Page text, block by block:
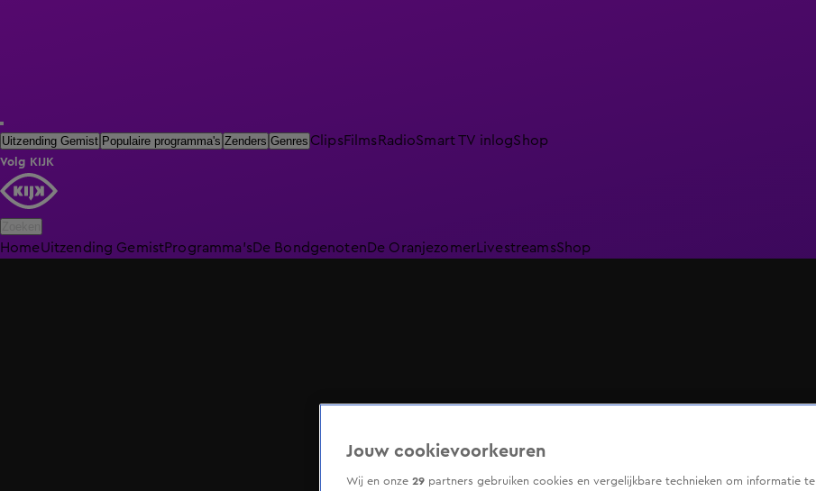
Uitzending Gemist Populaire programma's Zenders Genres ClipsFilmsRadioSmart TV inlogShop
Volg KIJK
HomeUitzending GemistProgramma'sDe BondgenotenDe Oranjezomer LivestreamsShop
Jouw cookievoorkeuren
Wij en onze 29 partners gebruiken cookies en vergelijkbare technieken om informatie te